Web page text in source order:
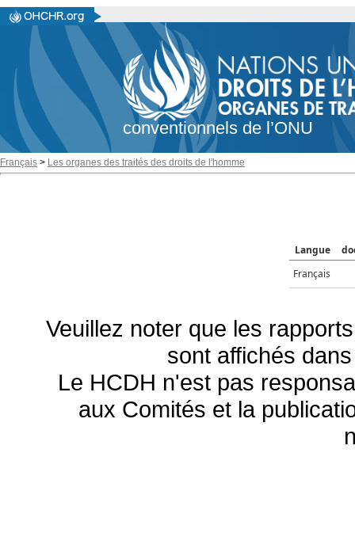
conventionnels de l’ONU
Français > Les organes des traités des droits de l'homme
Langue
Français
Veuillez noter que les
sont affichés
Le HCDH n'est pas
aux Comités et la